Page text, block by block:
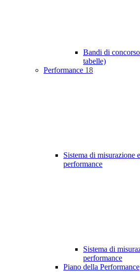
Bandi di
tabelle)
Performance 18
Sistema di misurazione
performance
Sistema di
performance
Piano della Performance